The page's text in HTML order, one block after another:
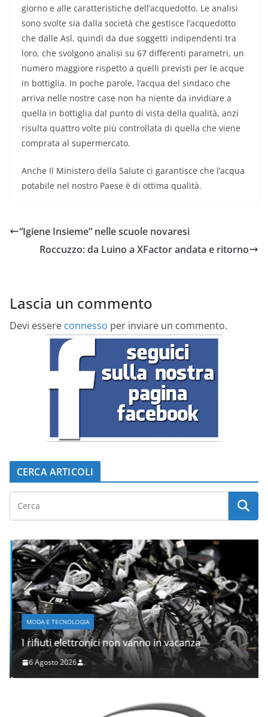
giorno e alle caratteristiche dell’acquedotto. Le analisi
sono svolte sia dalla società che gestisce l’acquedotto
che dalle Asl, quindi da due soggetti indipendenti tra
loro, che svolgono analisi su 67 differenti parametri, un
numero maggiore rispetto a quelli previsti per le acque
in bottiglia. In poche parole, l’acqua del sindaco che
arriva nelle nostre case non ha niente da invidiare a
quella in bottiglia dal punto di vista della qualità, anzi
risulta quattro volte più controllata di quella che viene
comprata al supermercato.
Anche Il Ministero della Salute ci garantisce che l’acqua
potabile nel nostro Paese è di ottima qualità.
“Igiene Insieme” nelle scuole novaresi
Roccuzzo: da Luino a XFactor andata e ritorno
Lascia un commento
Devi essere connesso per inviare un commento.
CERCA ARTICOLI
MODA E TECNOLOGIA
I rifiuti elettronici non vanno in vacanza
6 Agosto 2026 .